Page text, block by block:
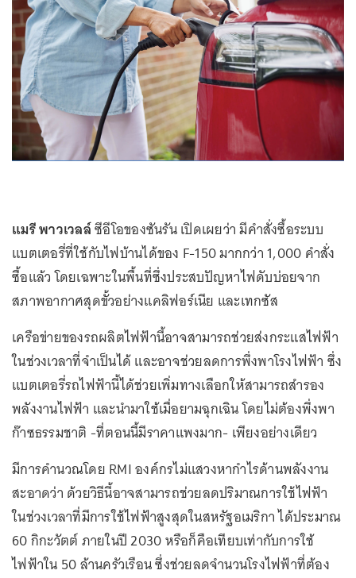
แมรี พาวเวลล์ซีอีโอของซันรัน เปิดเผยว่า มีคำสั่งซื้อระบบ
แบตเตอรี่ที่ใช้กับไฟบ้านได้ของ F-150 มากกว่า 1,000 คำสั่ง
ซื้อแล้ว โดยเฉพาะในพื้นที่ซึ่งประสบปัญหาไฟดับบ่อยจาก
สภาพอากาศสุดขั้วอย่างแคลิฟอร์เนีย และเทกซัส
เครือข่ายของรถผลิตไฟฟ้านี้อาจสามารถช่วยส่งกระแสไฟฟ้า
ในช่วงเวลาที่จำเป็นได้ และอาจช่วยลดการพึ่งพาโรงไฟฟ้า ซึ่ง
แบตเตอรี่รถไฟฟ้านี้ได้ช่วยเพิ่มทางเลือกให้สามารถสำรอง
พลังงานไฟฟ้า และนำมาใช้เมื่อยามฉุกเฉิน โดยไม่ต้องพึ่งพา
ก๊าซธรรมชาติ -ที่ตอนนี้มีราคาแพงมาก- เพียงอย่างเดียว
มีการคำนวณโดย RMI องค์กรไม่แสวงหากำไรด้านพลังงาน
สะอาดว่า ด้วยวิธีนี้อาจสามารถช่วยลดปริมาณการใช้ไฟฟ้า
ในช่วงเวลาที่มีการใช้ไฟฟ้าสูงสุดในสหรัฐอเมริกา ได้ประมาณ
60 กิกะวัตต์ ภายในปี 2030 หรือก็คือเทียบเท่ากับการใช้
ไฟฟ้าใน 50 ล้านครัวเรือน ซึ่งช่วยลดจำนวนโรงไฟฟ้าที่ต้อง